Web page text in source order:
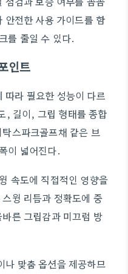
안전한 사용 가이드를 함
를 줄일 수 있다.
인트
따라 필요한 성능이 다르
, 길이, 그립 형태를 종합
스파크골프채 같은 브
이 넓어진다.
속도에 직접적인 영향을
윙 리듬과 정확도에 중
른 그립감과 미끄럼 방
나 맞춤 옵션을 제공하므